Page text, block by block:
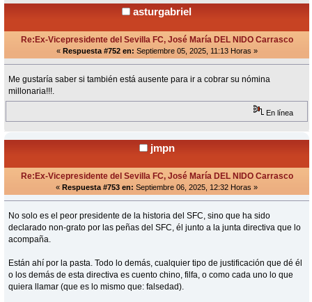
asturgabriel
Re:Ex-Vicepresidente del Sevilla FC, José María DEL NIDO Carrasco
« Respuesta #752 en: Septiembre 05, 2025, 11:13 Horas »
Me gustaría saber si también está ausente para ir a cobrar su nómina
millonaria!!!.
En línea
jmpn
Re:Ex-Vicepresidente del Sevilla FC, José María DEL NIDO Carrasco
« Respuesta #753 en: Septiembre 06, 2025, 12:32 Horas »
No solo es el peor presidente de la historia del SFC, sino que ha sido
declarado non-grato por las peñas del SFC, él junto a la junta directiva que lo
acompaña.
Están ahí por la pasta. Todo lo demás, cualquier tipo de justificación que dé él
o los demás de esta directiva es cuento chino, filfa, o como cada uno lo que
quiera llamar (que es lo mismo que: falsedad).